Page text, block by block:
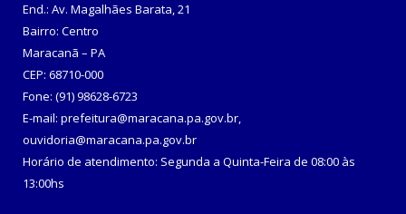
End.: Av. Magalhães Barata, 21
Bairro: Centro
Maracanã – PA
CEP: 68710-000
Fone: (91) 98628-6723
E-mail: prefeitura@maracana.pa.gov.br,
ouvidoria@maracana.pa.gov.br
Horário de atendimento: Segunda a Quinta-Feira de 08:00 às
13:00hs